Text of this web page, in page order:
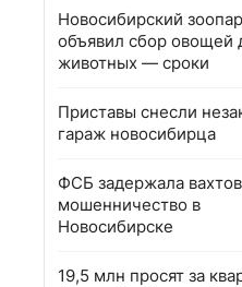
Новосибирский
объявил сбор овощей
животных — сроки
Приставы снесли
гараж новосибирца
ФСБ задержала
мошенничество в
Новосибирске
19,5 млн просят за